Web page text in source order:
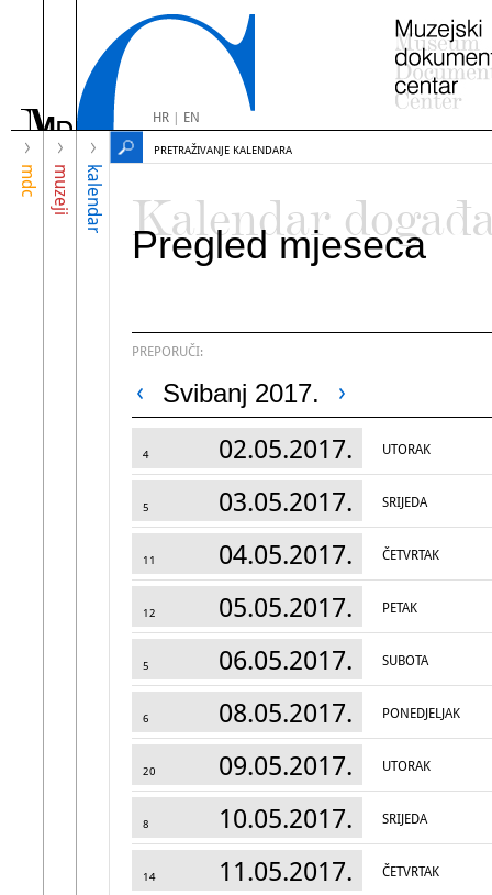
HR| EN
mdc muzeji kalendar
PRETRAŽIVANJE KALENDARA
Kalendar
Pregled mjeseca
PREPORUČI:
Svibanj 2017.
4 02.05.2017. UTORAK
5 03.05.2017. SRIJEDA
11 04.05.2017. ČETVRTAK
12 05.05.2017. PETAK
5 06.05.2017. SUBOTA
6 08.05.2017. PONEDJELJAK
20 09.05.2017. UTORAK
8 10.05.2017. SRIJEDA
14 11.05.2017. ČETVRTAK